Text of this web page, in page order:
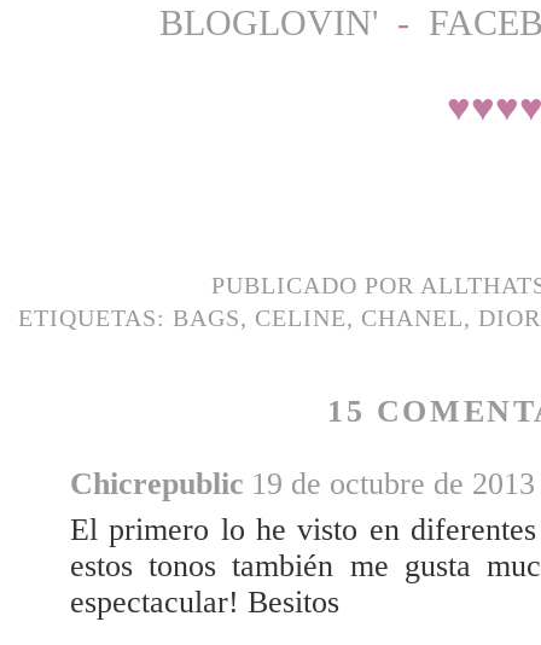
BLOGLOVIN' -
♥♥♥
PUBLICADO POR
ETIQUETAS: BAGS, CELINE, CHANEL, DIOR
15
Chicrepublic 19 de octubre de
El primero lo he visto en
estos tonos también me gusta
espectacular! Besitos